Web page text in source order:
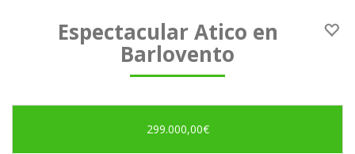
Espectacular Atico en
Barlovento
299.000,00€